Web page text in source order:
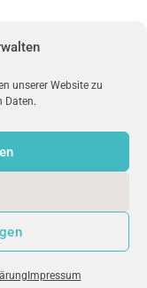
unserer Website zu
Daten.
Impressum